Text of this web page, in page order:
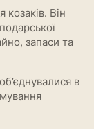
Він
запаси та
в